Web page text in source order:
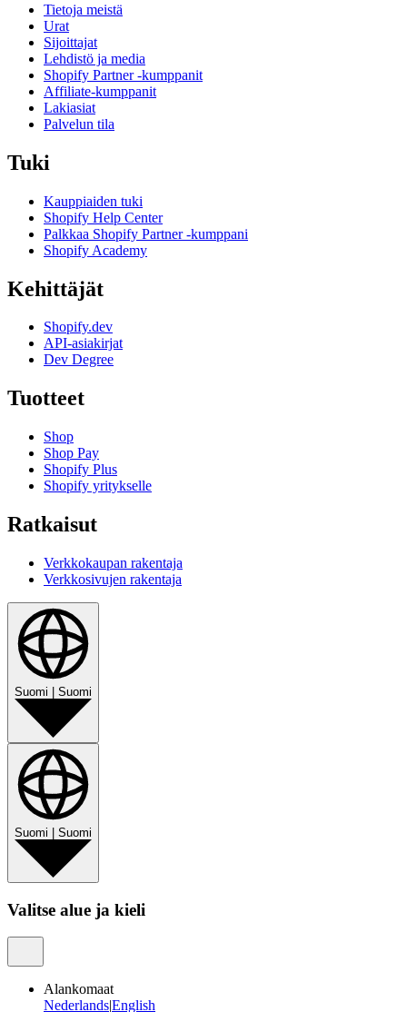
Tietoja meistä
Urat
Sijoittajat
Lehdistö ja media
Shopify Partner ‑kumppanit
Affiliate-kumppanit
Lakiasiat
Palvelun tila
Tuki
Kauppiaiden tuki
Shopify Help Center
Palkkaa Shopify Partner -kumppani
Shopify Academy
Kehittäjät
Shopify.dev
API-asiakirjat
Dev Degree
Tuotteet
Shop
Shop Pay
Shopify Plus
Shopify yritykselle
Ratkaisut
Verkkokaupan rakentaja
Verkkosivujen rakentaja
Suomi Suomi
Suomi | Suomi
Valitse alue ja kieli
Alankomaat
NederlandsEnglish